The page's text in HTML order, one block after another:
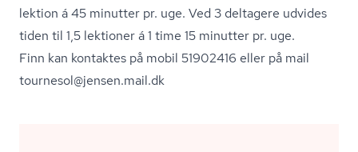
lektion á 45 minutter pr. uge. Ved 3 deltagere udvides
tiden til 1,5 lektioner á 1 time 15 minutter pr. uge.
Finn kan kontaktes på mobil 51902416 eller på mail
tournesol@jensen.mail.dk